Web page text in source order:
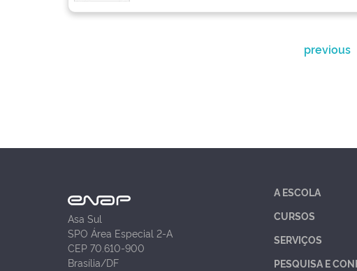
previous
Asa Sul
SPO Área Especial 2-A
CEP 70.610-900
Brasília/DF
A ESCOLA
CURSOS
SERVIÇOS
PESQUISA E